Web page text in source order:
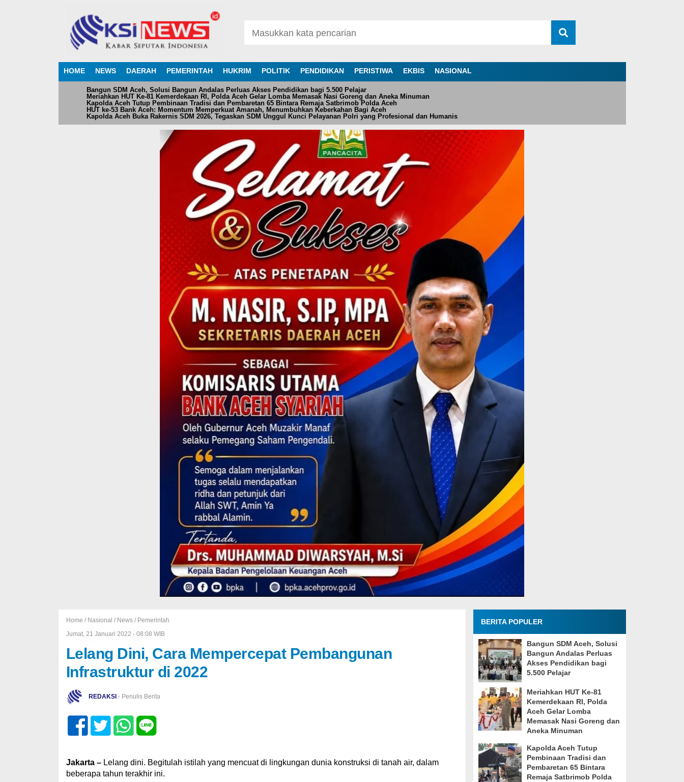
HOME NEWS DAERAH PEMERINTAH HUKRIM POLITIK PENDIDIKAN PERISTIWA EKBIS NASIONAL
Bangun SDM Aceh, Solusi Bangun Andalas Perluas Akses Pendidikan bagi 5.500 Pelajar
Meriahkan HUT Ke-81 Kemerdekaan RI, Polda Aceh Gelar Lomba Memasak Nasi Goreng dan Aneka Minuman
Kapolda Aceh Tutup Pembinaan Tradisi dan Pembaretan 65 Bintara Remaja Satbrimob Polda Aceh
HUT ke-53 Bank Aceh: Momentum Memperkuat Amanah, Menumbuhkan Keberkahan Bagi Aceh
Kapolda Aceh Buka Rakernis SDM 2026, Tegaskan SDM Unggul Kunci Pelayanan Polri yang Profesional dan Humanis
Home / Nasional / News/ Pemerintah
Jumat, 21 Januari 2022 - 08:08 WIB
Lelang Dini, Cara Mempercepat Pembangunan
Infrastruktur di 2022
REDAKSI - Penulis Berita
Jakarta –Lelang dini. Begitulah istilah yang mencuat di lingkungan dunia konstruksi di tanah air, dalam
beberapa tahun terakhir ini.
BERITA POPULER
Bangun SDM Aceh, Solusi
Bangun Andalas Perluas
Akses Pendidikan bagi
5.500 Pelajar
Meriahkan HUT Ke-81
Kemerdekaan RI, Polda
Aceh Gelar Lomba
Memasak Nasi Goreng dan
Aneka Minuman
Kapolda Aceh Tutup
Pembinaan Tradisi dan
Pembaretan 65 Bintara
Remaja Satbrimob Polda